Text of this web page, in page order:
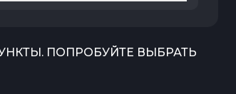
ПОПРОБУЙТЕ ВЫБРАТЬ